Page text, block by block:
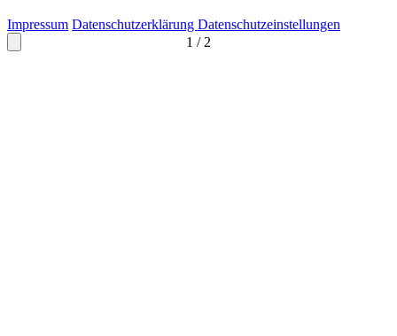
1 / 2
Impressum Datenschutzerklärung Datenschutzeinstellungen